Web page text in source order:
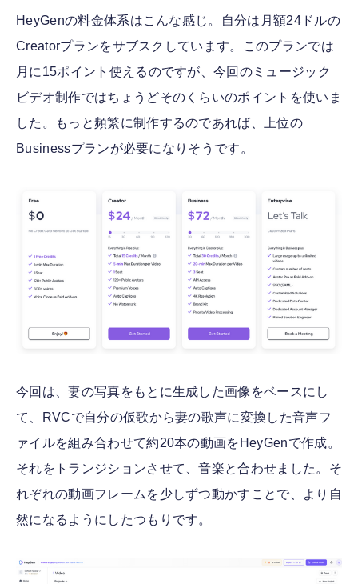
HeyGenの料金体系はこんな感じ。自分は月額24ドルの
Creatorプランをサブスクしています。このプランでは
月に15ポイント使えるのですが、今回のミュージック
ビデオ制作ではちょうどそのくらいのポイントを使いま
した。もっと頻繁に制作するのであれば、上位の
Businessプランが必要になりそうです。
今回は、妻の写真をもとに生成した画像をベースにし
て、RVCで自分の仮歌から妻の歌声に変換した音声フ
ァイルを組み合わせて約20本の動画をHeyGenで作成。
それをトランジションさせて、音楽と合わせました。そ
れぞれの動画フレームを少しずつ動かすことで、より自
然になるようにしたつもりです。